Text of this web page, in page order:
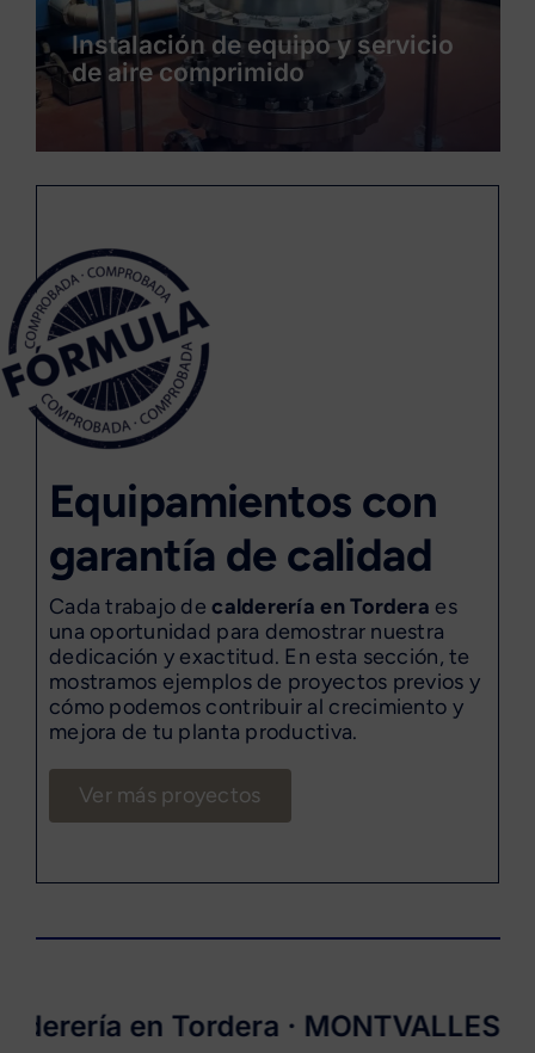
Instalación de servicios y
producto de un nueva línea de
envasado
Equipamientos con
garantía de calidad
Cada trabajo decalderería en Tordera es
una oportunidad para demostrar nuestra
dedicación y exactitud. En esta sección, te
mostramos ejemplos de proyectos previos y
cómo podemos contribuir al crecimiento y
mejora de tu planta productiva.
Ver más proyectos
en Tordera ·MONTVALLES·